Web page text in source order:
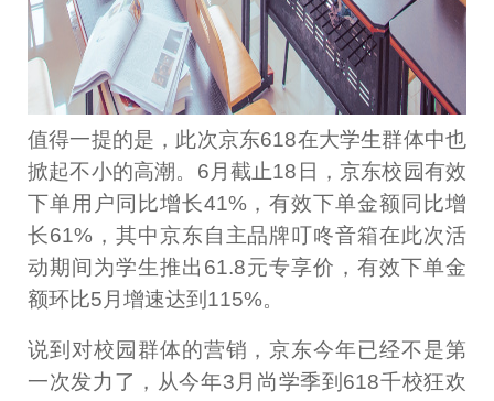
值得一提的是，此次京东618在大学生群体中也
掀起不小的高潮。6月截止18日，京东校园有效
下单用户同比增长41%，有效下单金额同比增
长61%，其中京东自主品牌叮咚音箱在此次活
动期间为学生推出61.8元专享价，有效下单金
额环比5月增速达到115%。
说到对校园群体的营销，京东今年已经不是第
一次发力了，从今年3月尚学季到618千校狂欢